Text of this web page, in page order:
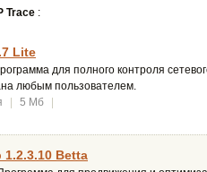
Trace :
Lite
для полного контроля
любым пользователем.
| 5 Мб |
1.2.3.10 Betta